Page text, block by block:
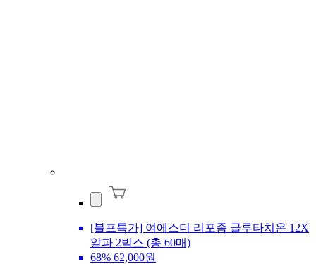
[블프특가] 여에스더 리포좀 글루타치온 12X
알파 2박스 (총 60매)
68% 62,000원